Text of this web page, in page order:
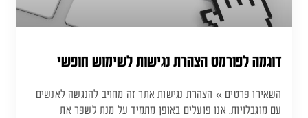
דוגמה לפורמט הצהרת נגישות לשימוש חופשי
השאירו פרטים » הצהרת נגישות אתר זה מחויב להנגשה לאנשים
עם מוגבלויות. אנו פועלים באופן מתמיד על מנת לשפר את